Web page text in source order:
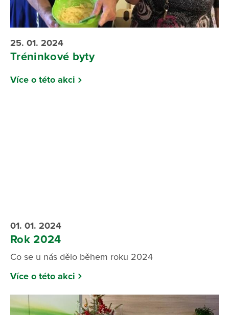
25. 01. 2024
Tréninkové byty
Více o této akci
01. 01. 2024
Rok 2024
Co se u nás dělo během roku 2024
Více o této akci